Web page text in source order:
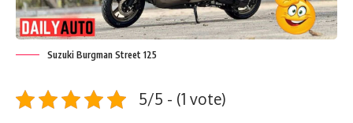
Suzuki Burgman Street 125
5/5 - (1 vote)